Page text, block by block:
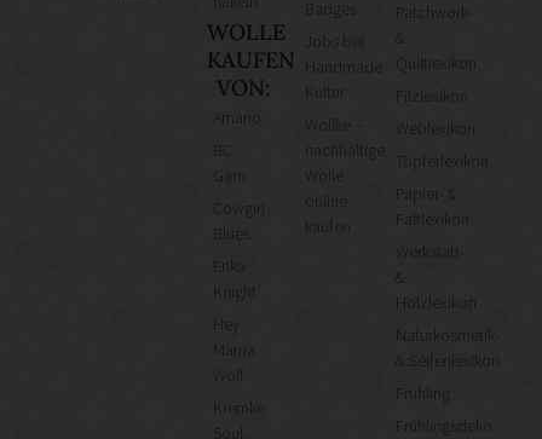
WOLLE
KAUFEN
VON:
Cowgirl
Knight
Mama
Kremke
Kultur
Wollke –
nachhaltige
kaufen
Patchwork-
&
Quiltlexikon
Weblexikon
Töpferlexikon
Papier- &
Faltlexikon
Werkstatt-
&
Holzlexikon
Naturkosmetik-
& Seifenlexikon
Frühling
Frühlingsdeko